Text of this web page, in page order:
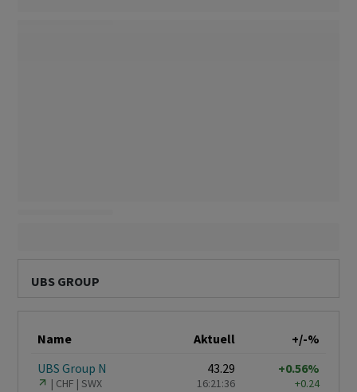
UBS GROUP
Name Aktuell
+/-%
UBS Group N
CHF SWX
43.29
16:21:36
+0.56%
+0.24